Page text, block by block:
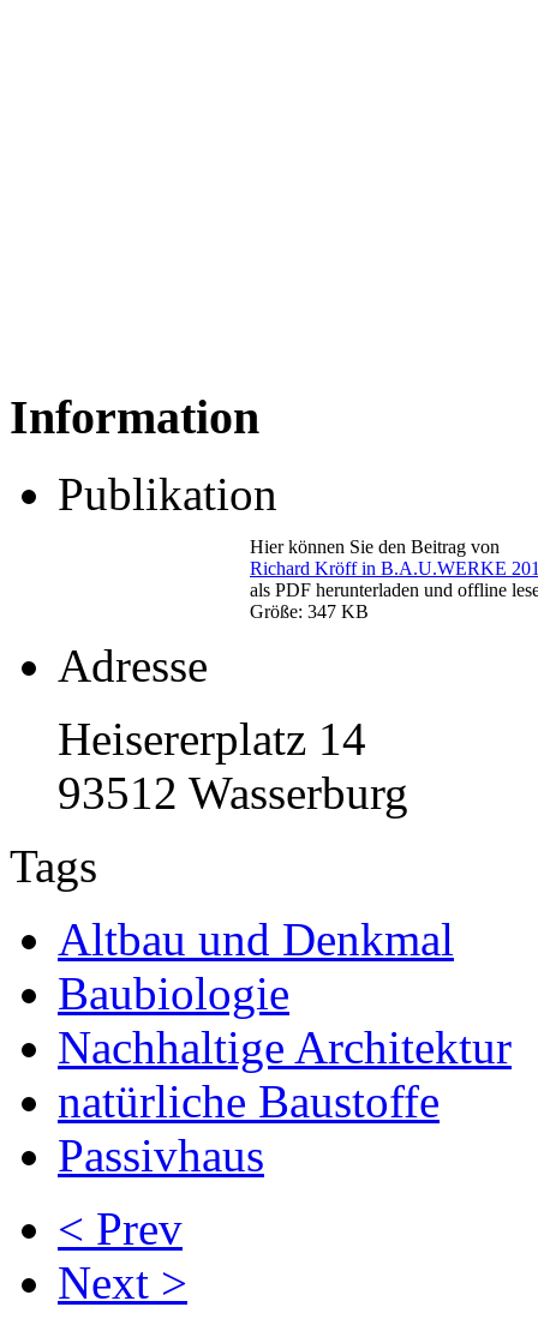
Information
Publikation
Hier können Sie den Beitrag von
Richard Kröff in B.A.U.WERKE
als PDF herunterladen und offline
Größe: 347 KB
Adresse
Heisererplatz 14
93512 Wasserburg
Tags
Altbau und Denkmal
Baubiologie
Nachhaltige Architektur
natürliche Baustoffe
Passivhaus
< Prev
Next >